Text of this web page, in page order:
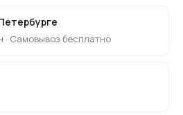
· Самовывоз бесплатно